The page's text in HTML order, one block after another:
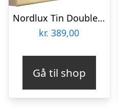
Nordlux Tin Double væglampe med sensor
kr. 389,00
Gå til shop